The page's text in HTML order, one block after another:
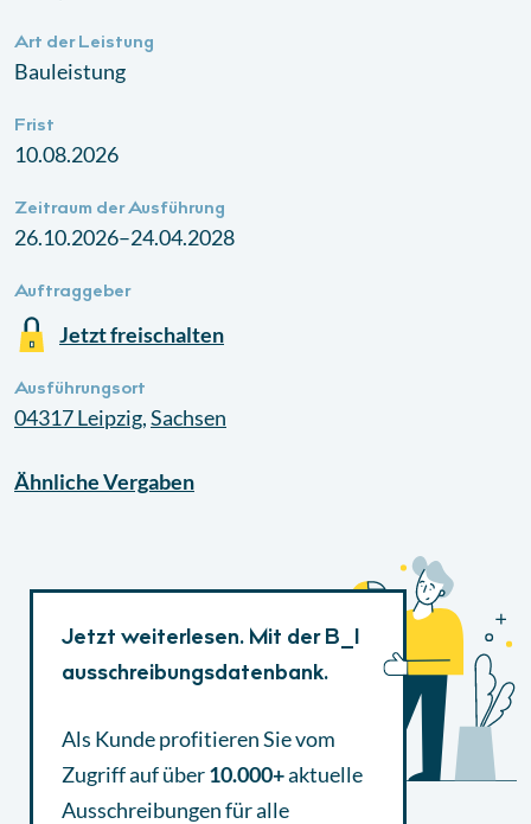
Art der Leistung
Bauleistung
Frist
10.08.2026
Zeitraum der Ausführung
26.10.2026–24.04.2028
Auftraggeber
Jetzt freischalten
Ausführungsort
04317Leipzig,Sachsen
ÄhnlicheVergaben
Jetzt weiterlesen. Mit der B_I
ausschreibungsdatenbank.
Als Kunde profitieren Sie vom
Zugriff auf über10.000+aktuelle
Ausschreibungenfür alle